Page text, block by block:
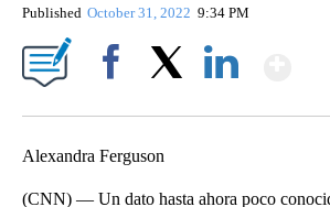
Published October 31, 2022 9:34 PM
Alexandra Ferguson
(CNN) — Un dato hasta ahora poco